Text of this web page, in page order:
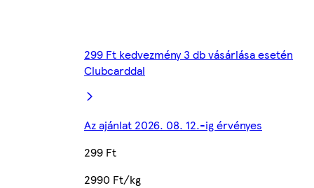
299 Ft kedvezmény 3 db vásárlása esetén
Clubcarddal
Az ajánlat 2026. 08. 12.-ig érvényes
299 Ft
2990 Ft/kg